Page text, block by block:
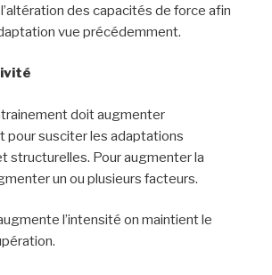
des capacités de force afin
vue précédemment.
doit augmenter
pour susciter les adaptations
structurelles. Pour augmenter la
un ou plusieurs facteurs.
augmente l’intensité on maintient le